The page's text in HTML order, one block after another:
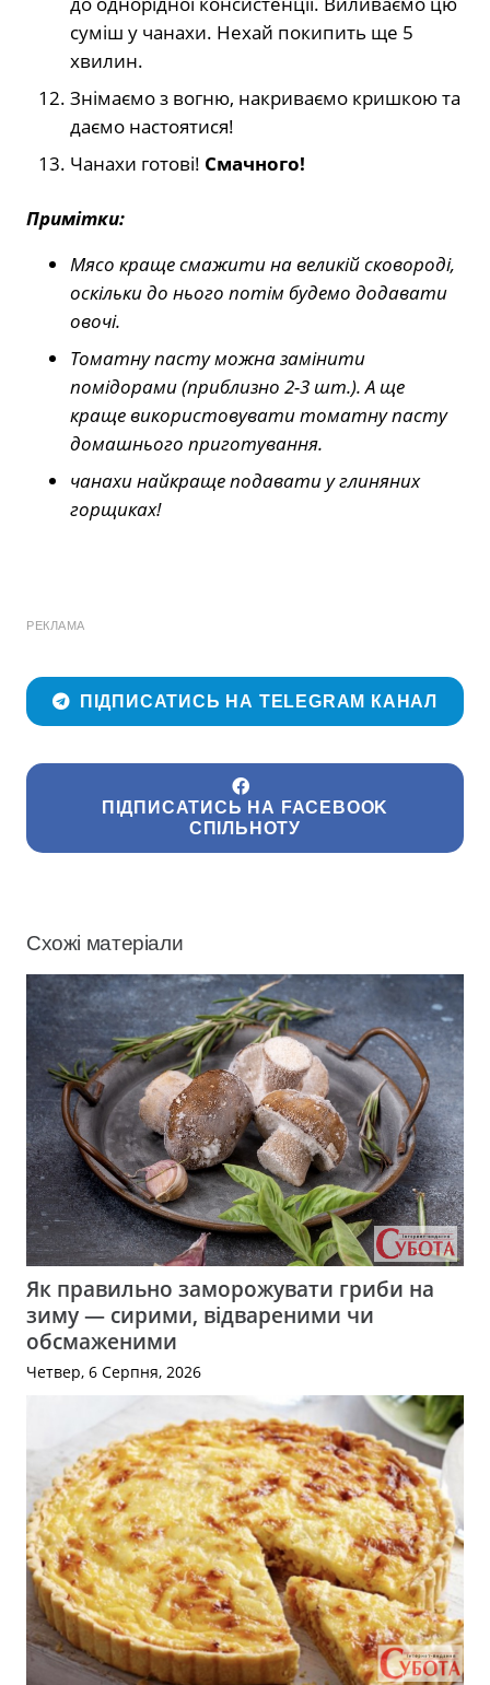
суміш у чанахи. Нехай покипить ще 5
хвилин.
Знімаємо з вогню, накриваємо кришкою та
даємо настоятися!
Чанахи готові! Смачного!
Примітки:
Мясо краще смажити на великій сковороді,
оскільки до нього потім будемо додавати
овочі.
Томатну пасту можна замінити
помідорами (приблизно 2-3 шт.). А ще
краще використовувати томатну пасту
домашнього приготування.
чанахи найкраще подавати у глиняних
горщиках!
РЕКЛАМА
ПІДПИСАТИСЬ НА TELEGRAM КАНАЛ
ПІДПИСАТИСЬ НА FACEBOOK
СПІЛЬНОТУ
Схожі матеріали
Як правильно заморожувати гриби на
зиму — сирими, відвареними чи
обсмаженими
Четвер, 6 Серпня, 2026